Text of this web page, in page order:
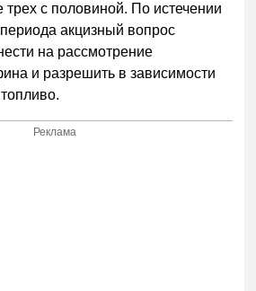
трех с половиной. По истечении
акцизный вопрос
на рассмотрение
и разрешить в зависимости
Реклама